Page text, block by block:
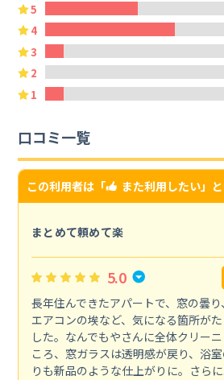
5
4
3
2
1
口コミ一覧
この利用者は「 また利用したい」
まとめて頼めて楽
5.0
長年住んできたアパートで、窓の曇り
エアコンの埃など、気になる箇所が
した。なんでもやさんに全体クリー
ころ、窓ガラスは透明感が戻り、浴
りも新品のような仕上がりに。さら